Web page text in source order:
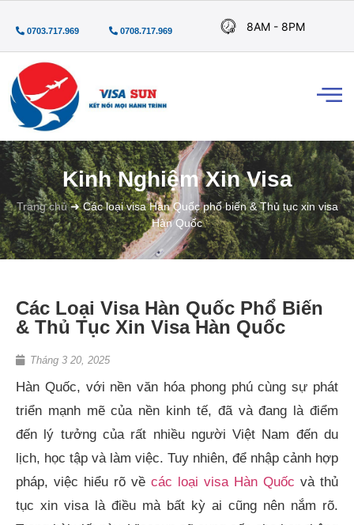
0703.717.969 0708.717.969 8AM - 8PM
Kinh Nghiệm Xin Visa
Trang chủ➜Các loại visa Hàn Quốc phổ biến & Thủ tục xin visa
Hàn Quốc
Các Loại Visa Hàn Quốc Phổ Biến
& Thủ Tục Xin Visa Hàn Quốc
Tháng 3 20, 2025
Hàn Quốc, với nền văn hóa phong phú cùng sự phát
triển mạnh mẽ của nền kinh tế, đã và đang là điểm
đến lý tưởng của rất nhiều người Việt Nam đến du
lịch, học tập và làm việc. Tuy nhiên, để nhập cảnh hợp
pháp, việc hiểu rõ về các loại visa Hàn Quốc và thủ
tục xin visa là điều mà bất kỳ ai cũng nên nắm rõ.